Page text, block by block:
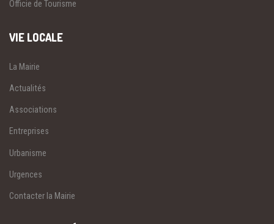
Officie de Tourisme
VIE LOCALE
La Mairie
Actualités
Associations
Entreprises
Urbanisme
Urgences
Contacter la Mairie